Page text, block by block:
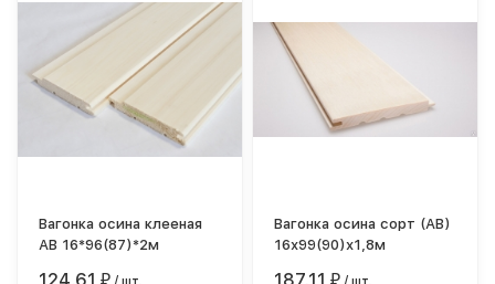
Вагонка осина клееная
АВ 16*96(87)*2м
₽
Вагонка осина сорт (АВ)
16х99(90)х1,8м
₽